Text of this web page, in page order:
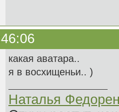
какая аватара..
я в восхищеньи.. )
Наталья